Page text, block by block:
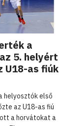
a
5. helyért
as fiúk
helyosztók első
az U18-as fiú
a horvátokat a